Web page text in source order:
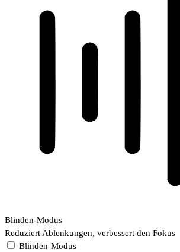
Blinden-Modus
Reduziert Ablenkungen, verbessert den Fokus
Blinden-Modus